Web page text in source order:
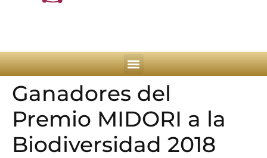
Ganadores del
Premio MIDORI a la
Biodiversidad 2018